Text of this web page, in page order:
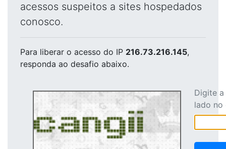
acessos suspeitos a sites hospedados
conosco.
Para liberar o acesso do IP 216.73.216.145,
responda ao desafio abaixo.
Digite
lado no